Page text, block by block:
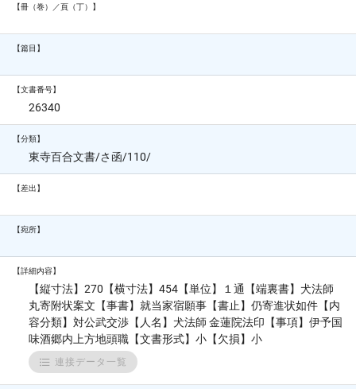
【冊（巻）／頁（丁）】
【篇目】
【文書番号】
26340
【分類】
東寺百合文書/さ函/110/
【差出】
【宛所】
【詳細内容】
【縦寸法】270【横寸法】454【単位】１通【端裏書】犬法師
丸寄附状案文【事書】就当家宿願事【書止】仍寄進状如件【内
容分類】対公武交渉【人名】犬法師 金蓮院法印【事項】伊予国
味酒郷内上方地頭職【文書形式】小【欠損】小
連接データ一覧